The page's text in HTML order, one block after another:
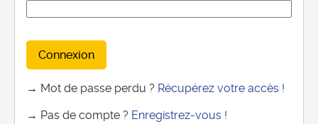
Connexion
→ Mot de passe perdu ? Récupérez votre accès !
→ Pas de compte ? Enregistrez-vous !